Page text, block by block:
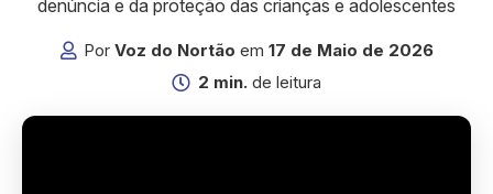
denúncia e da proteção das crianças e adolescentes
Por Voz do Nortão em 17 de Maio de 2026
2 min. de leitura